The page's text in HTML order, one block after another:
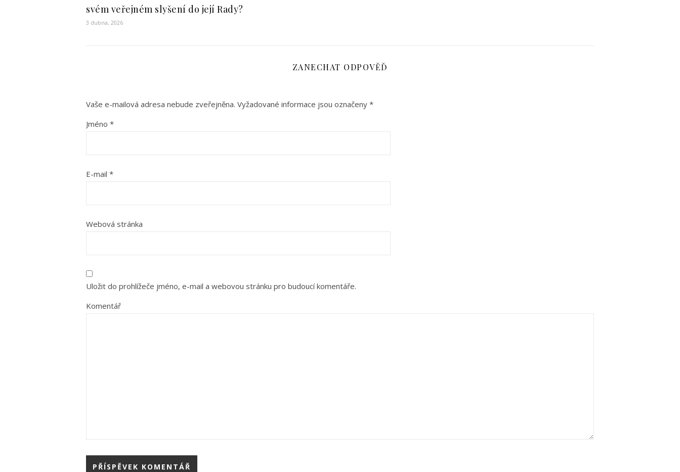
svém veřejném slyšení do její Rady?
3 dubna, 2026
ZANECHAT ODPOVĚĎ
Vaše e-mailová adresa nebude zveřejněna. Vyžadované informace jsou označeny *
Jméno *
E-mail *
Webová stránka
Uložit do prohlížeče jméno, e-mail a webovou stránku pro budoucí komentáře.
Komentář